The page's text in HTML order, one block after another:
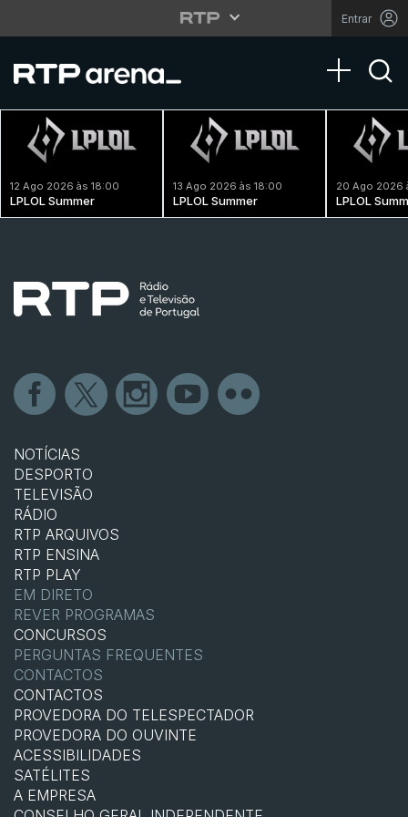
Entrar
Toggle
12 Ago 2026 às 18:00
LPLOL Summer
13 Ago 2026 às 18:00
LPLOL Summer
20 Ago 2026
LPLOL
NOTÍCIAS
DESPORTO
TELEVISÃO
RÁDIO
RTP ARQUIVOS
RTP ENSINA
RTP PLAY
EM DIRETO
REVER PROGRAMAS
CONCURSOS
PERGUNTAS FREQUENTES
CONTACTOS
CONTACTOS
PROVEDORA DO TELESPECTADOR
PROVEDORA DO OUVINTE
ACESSIBILIDADES
SATÉLITES
A EMPRESA